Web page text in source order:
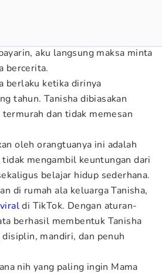
aku langsung maksa minta
bercerita.
berlaku ketika dirinya
tahun. Tanisha dibiasakan
dan tidak memesan
oleh orangtuanya ini adalah
mengambil keuntungan dari
belajar hidup sederhana.
di rumah ala keluarga Tanisha,
viraldi TikTok. Dengan aturan-
berhasil membentuk Tanisha
mandiri, dan penuh
nih yang paling ingin Mama